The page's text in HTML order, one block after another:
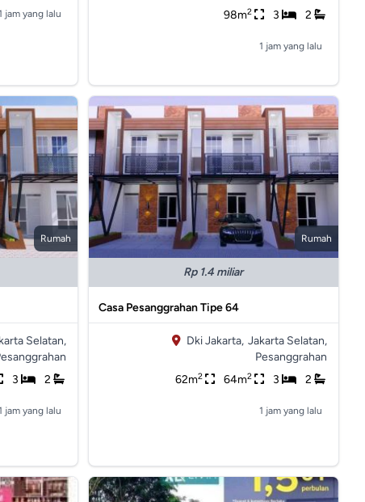
jam yang lalu
98m2 3 2
1 jam yang lalu
Rumah
Selatan,
3 2
jam yang lalu
Rumah
Rp 1.4 miliar
Casa Pesanggrahan Tipe 64
Dki Jakarta, Jakarta Selatan,
Pesanggrahan
62m2 64m2 3 2
1 jam yang lalu